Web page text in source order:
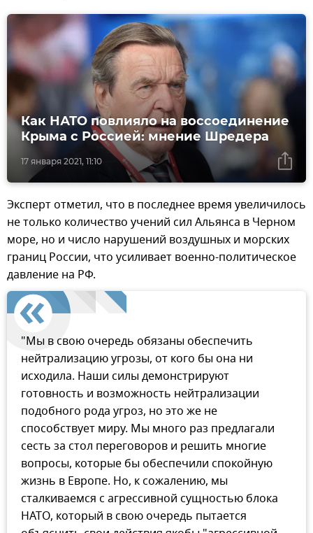
17 января 2021, 11:10
Как НАТО повлияло на воссоединение
Крыма с Россией: мнение Шредера
Эксперт отметил, что в последнее время увеличилось
не только количество учений сил Альянса в Черном
море, но и число нарушений воздушных и морских
границ России, что усиливает военно-политическое
давление на РФ.
"Мы в свою очередь обязаны обеспечить
нейтрализацию угрозы, от кого бы она ни
исходила. Наши силы демонстрируют
готовность и возможность нейтрализации
подобного рода угроз, но это же не
способствует миру. Мы много раз предлагали
сесть за стол переговоров и решить многие
вопросы, которые бы обеспечили спокойную
жизнь в Европе. Но, к сожалению, мы
сталкиваемся с агрессивной сущностью блока
НАТО, который в свою очередь пытается